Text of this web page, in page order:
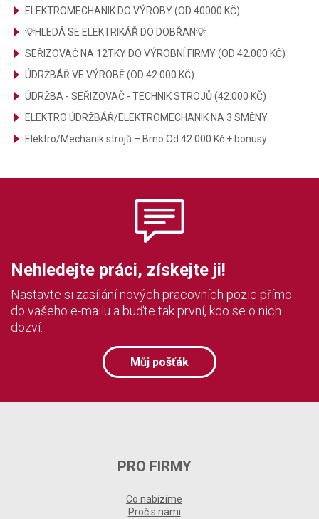
ELEKTROMECHANIK DO VÝROBY (OD 40000 KČ)
💡HLEDÁ SE ELEKTRIKÁŘ DO DOBŘAN💡
SEŘIZOVAČ NA 12TKY DO VÝROBNÍ FIRMY (OD 42.000 KČ)
ÚDRŽBÁŘ VE VÝROBĚ (OD 42.000 KČ)
ÚDRŽBA - SEŘIZOVAČ - TECHNIK STROJŮ (42.000 KČ)
ELEKTRO ÚDRŽBÁŘ/ELEKTROMECHANIK NA 3 SMĚNY
Elektro/Mechanik strojů – Brno Od 42 000 Kč + bonusy
Nehledejte práci, získejte ji!
Nastavte si zasílání nových pracovních pozic přímo
do vašeho e-mailu a buďte tak první, kdo se o nich
dozví.
Můj pošťák
PRO FIRMY
Co nabízíme
Proč s námi